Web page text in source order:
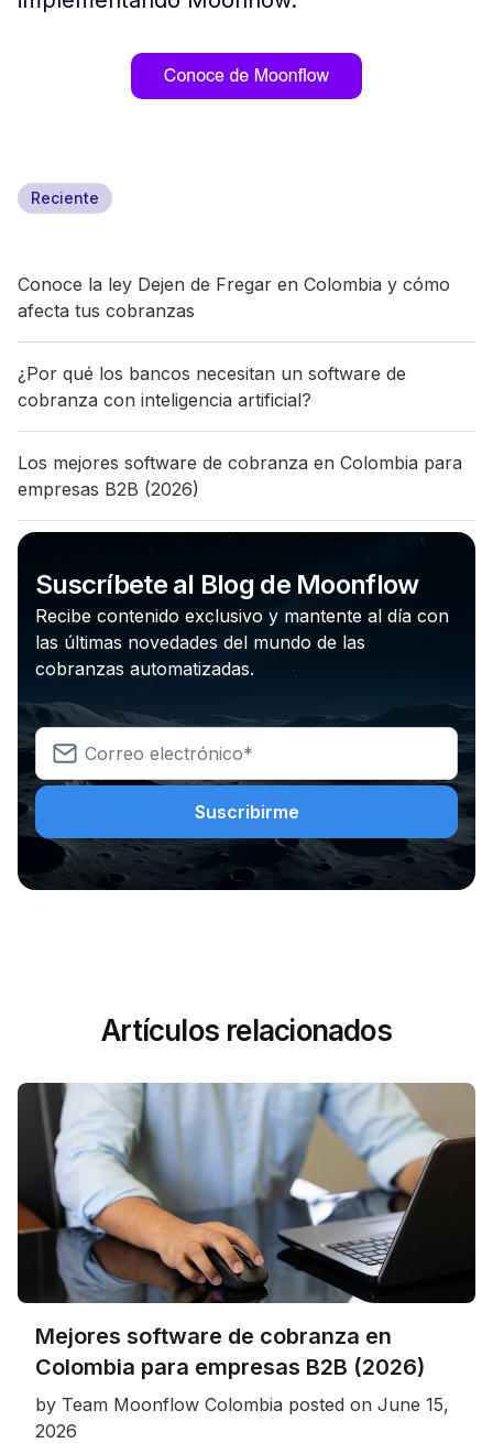
Reciente
Conoce la ley Dejen de Fregar en Colombia y cómo
afecta tus cobranzas
¿Por qué los bancos necesitan un software de
cobranza con inteligencia artificial?
Los mejores software de cobranza en Colombia para
empresas B2B (2026)
Suscríbete al Blog de Moonflow
Recibe contenido exclusivo y mantente al día con
las últimas novedades del mundo de las
cobranzas automatizadas.
Artículos relacionados
Mejores software de cobranza en
Colombia para empresas B2B (2026)
by Team Moonflow Colombia posted on June 15,
2026